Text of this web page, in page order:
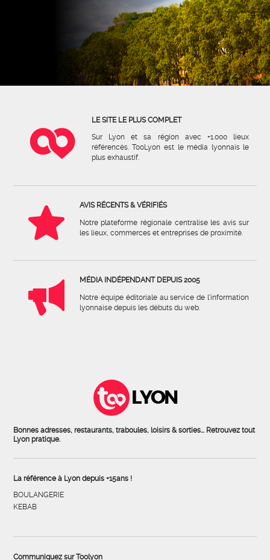
LE SITE LE PLUS COMPLET
Sur Lyon et sa région avec +1.000 lieux
référencés. TooLyon est le média lyonnais le
plus exhaustif.
AVIS RÉCENTS & VÉRIFIÉS
Notre plateforme régionale centralise les avis sur
les lieux, commerces et entreprises de proximité.
MÉDIA INDÉPENDANT DEPUIS 2005
Notre équipe éditoriale au service de l'information
lyonnaise depuis les débuts du web.
LYON
Bonnes adresses, restaurants, traboules, loisirs & sorties... Retrouvez tout
Lyon pratique.
La référence à Lyon depuis +15ans !
BOULANGERIE
KEBAB
Communiquez sur Toolyon